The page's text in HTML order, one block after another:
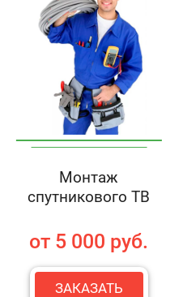
Монтаж
спутникового ТВ
от 5 000 руб.
ЗАКАЗАТЬ